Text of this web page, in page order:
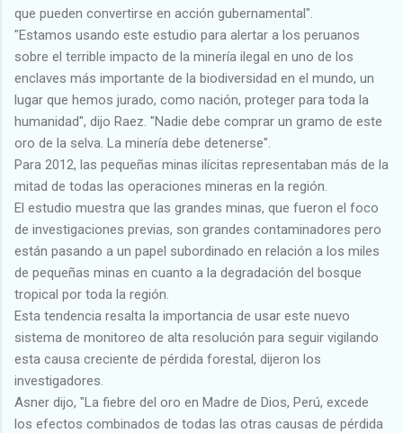
que pueden convertirse en acción gubernamental".
"Estamos usando este estudio para alertar a los peruanos
sobre el terrible impacto de la minería ilegal en uno de los
enclaves más importante de la biodiversidad en el mundo, un
lugar que hemos jurado, como nación, proteger para toda la
humanidad", dijo Raez. "Nadie debe comprar un gramo de este
oro de la selva. La minería debe detenerse".
Para 2012, las pequeñas minas ilícitas representaban más de la
mitad de todas las operaciones mineras en la región.
El estudio muestra que las grandes minas, que fueron el foco
de investigaciones previas, son grandes contaminadores pero
están pasando a un papel subordinado en relación a los miles
de pequeñas minas en cuanto a la degradación del bosque
tropical por toda la región.
Esta tendencia resalta la importancia de usar este nuevo
sistema de monitoreo de alta resolución para seguir vigilando
esta causa creciente de pérdida forestal, dijeron los
investigadores.
Asner dijo, "La fiebre del oro en Madre de Dios, Perú, excede
los efectos combinados de todas las otras causas de pérdida